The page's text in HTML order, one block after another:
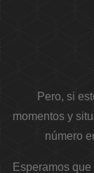
Pero, si
momentos y
número
Esperamos